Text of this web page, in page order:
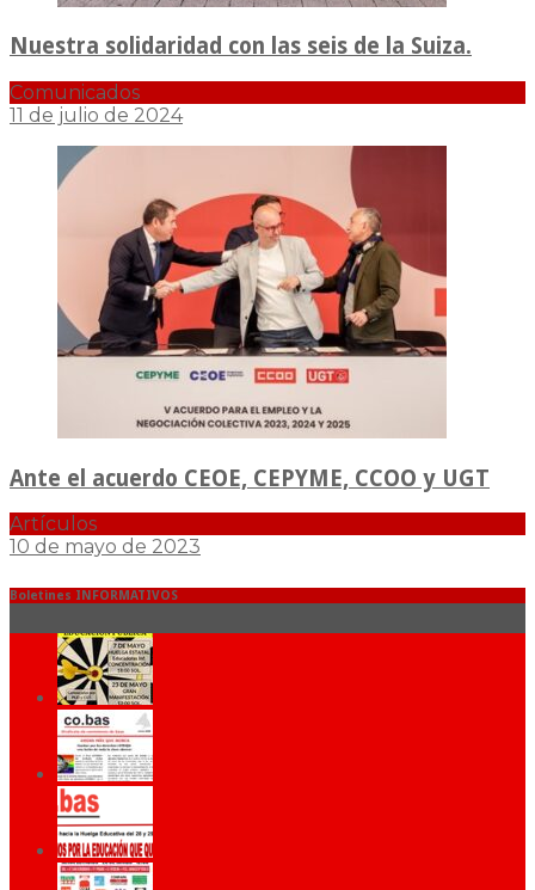
Nuestra solidaridad con las seis de la Suiza.
Comunicados
11 de julio de 2024
Ante el acuerdo CEOE, CEPYME, CCOO y UGT
Artículos
10 de mayo de 2023
Boletines INFORMATIVOS